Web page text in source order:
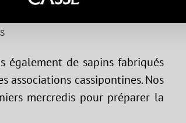
également de sapins fabriqués
associations cassipontines. Nos
mercredis pour préparer la